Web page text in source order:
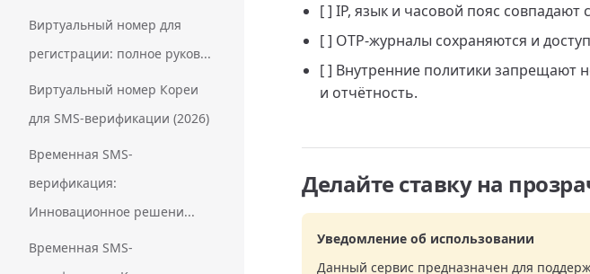
Виртуальный номер для
регистрации: полное руков...
Виртуальный номер Кореи
для SMS-верификации (2026)
Временная SMS-
верификация:
Инновационное решени...
Временная SMS-
[ ] IP, язык и часовой пояс
[ ] OTP-журналы сохраняются и
[ ] Внутренние политики запрещают
и отчётность.
Делайте ставку на
Уведомление об использовании
Данный сервис предназначен для